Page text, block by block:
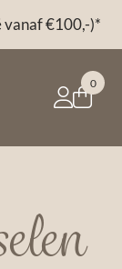
€100,-)*
0